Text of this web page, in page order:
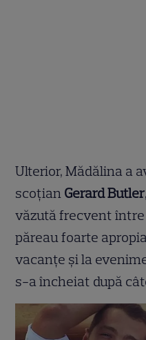
Ulterior, Mădălina a
scoțian Gerard Butler
văzută frecvent între
păreau foarte
vacanțe și la
s-a încheiat după